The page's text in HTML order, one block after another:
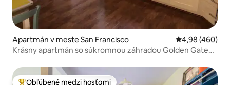
Apartmán v meste San Francisco Priemerné
4,98 (460)
Krásny apartmán so súkromnou záhradou Golden Gate
Obľúbené medzi hosťami